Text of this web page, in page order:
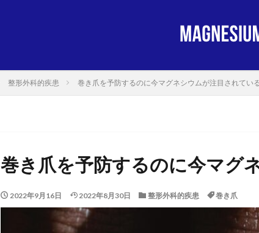
整形外科的疾患 巻き爪を予防するのに今マグネシウムが注目されてい
巻き爪を予防するのに今マグ
2022年9月16日 2022年8月30日 整形外科的疾患 巻き爪